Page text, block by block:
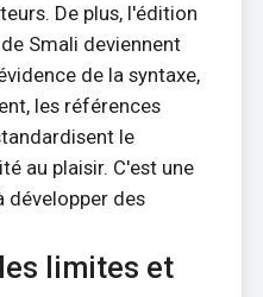
De plus, l'édition
Smali deviennent
de la syntaxe,
les références
le
au plaisir. C'est une
développer des
limites et